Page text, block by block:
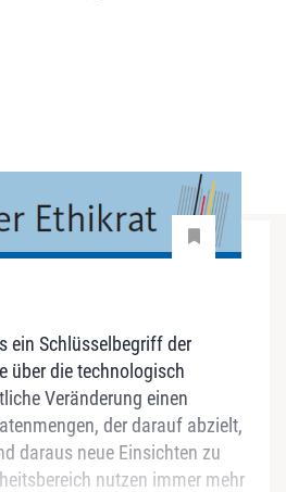
ein Schlüsselbegriff der
über die technologisch
Veränderung einen
der darauf abzielt,
daraus neue Einsichten zu
nutzen immer mehr